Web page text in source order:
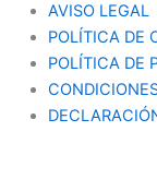
AVISO LEGAL
POLÍTICA DE
POLÍTICA DE